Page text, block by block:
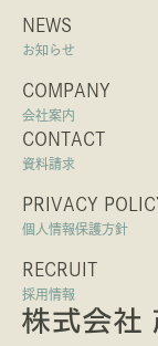
NEWS
お知らせ
COMPANY
会社案内
CONTACT
資料請求
PRIVACY
個人情報保護方針
RECRUIT
採用情報